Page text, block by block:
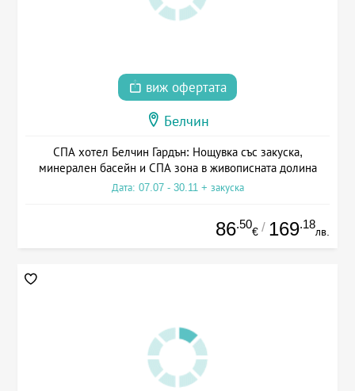
виж офертата
Белчин
СПА хотел Белчин Гардън: Нощувка със закуска,
минерален басейн и СПА зона в живописната долина
Дата: 07.07 - 30.11 + закуска
86.50
€ / 169.18
лв.